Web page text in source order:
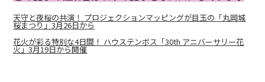
天守と夜桜の共演！ プロジェクションマッピングが目玉の「丸岡城
桜まつり」3月26日から
花火が彩る特別な4日間！ ハウステンボス「30th アニバーサリー花
火」3月19日から開催